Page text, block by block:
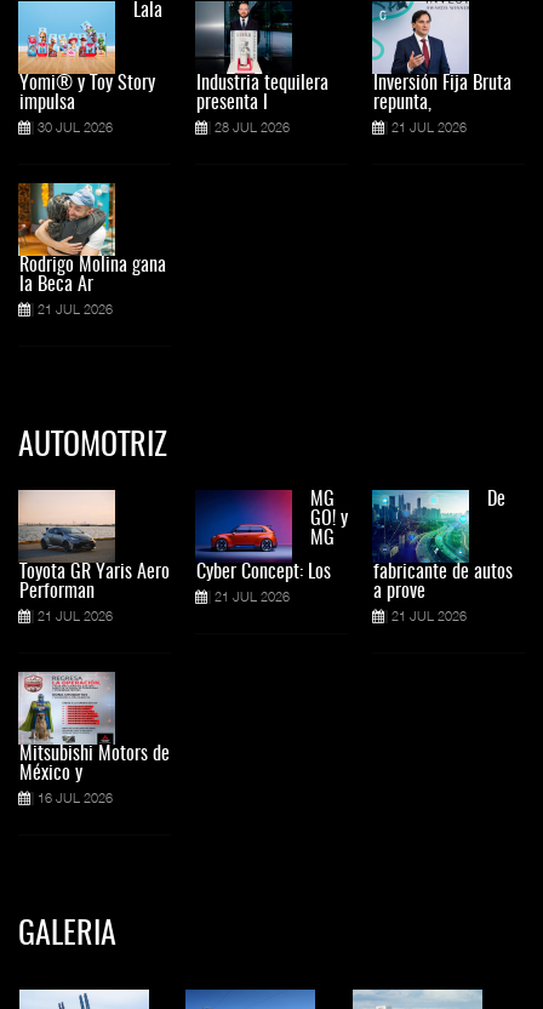
Lala
Yomi® y Toy Story
impulsa
30 JUL 2026
Rodrigo Molina gana
la Beca Ar
21 JUL 2026
Industria tequilera
presenta l
28 JUL 2026
Inversión Fija Bruta
repunta,
21 JUL 2026
AUTOMOTRIZ
Toyota GR Yaris Aero
Performan
21 JUL 2026
Mitsubishi Motors de
México y
16 JUL 2026
MG
GO! y
MG
Cyber Concept: Los
21 JUL 2026
De
fabricante de autos
a prove
21 JUL 2026
GALERIA